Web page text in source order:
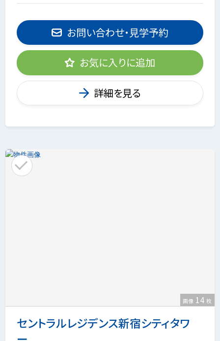
お問い合わせ・見学予約
お気に入りに追加
詳細を見る
セントラルレジデンス新宿シティタワ
画像 14 枚